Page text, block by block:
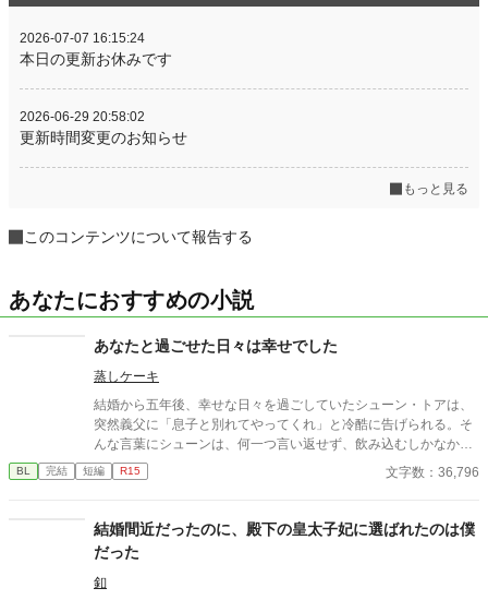
2026-07-07 16:15:24
本日の更新お休みです
2026-06-29 20:58:02
更新時間変更のお知らせ
もっと見る
このコンテンツについて報告する
あなたにおすすめの小説
あなたと過ごせた日々は幸せでした
蒸しケーキ
結婚から五年後、幸せな日々を過ごしていたシューン・トアは、
突然義父に「息子と別れてやってくれ」と冷酷に告げられる。そ
んな言葉にシューンは、何一つ言い返せず、飲み込むしかなかっ
た。そして、夫であるアインス・キールに離婚を切り出すが、ア
インスがそう簡単にシューンを手離す訳もなく......。
BL 完結 短編 R15 文字数：36,796
結婚間近だったのに、殿下の皇太子妃に選ばれたのは僕
だった
釦